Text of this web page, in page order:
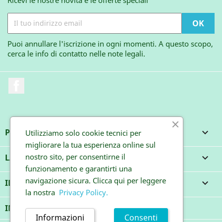
Puoi annullare l'iscrizione in ogni momenti. A questo scopo,
cerca le info di contatto nelle note legali.
PRODOTTI 
LA NOSTRA AZIENDA 
IL TUO ACCOUNT 
INFORMAZIONI NEGOZIO
Utilizziamo solo cookie tecnici per
migliorare la tua esperienza online sul
nostro sito, per consentirne il
funzionamento e garantirti una
navigazione sicura. Clicca qui per leggere
la nostra Privacy Policy.
Consenti
Informazioni